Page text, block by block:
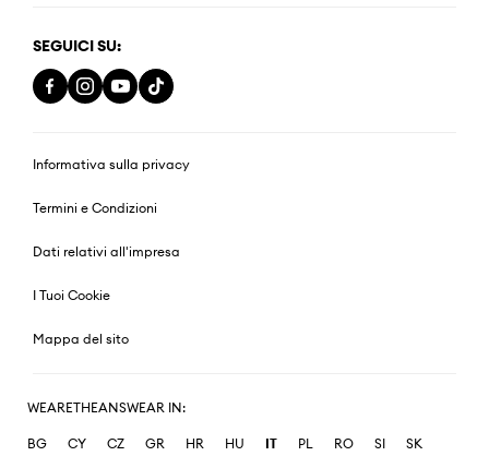
SEGUICI SU:
Informativa sulla privacy
Termini e Condizioni
Dati relativi all'impresa
I Tuoi Cookie
Mappa del sito
WEARETHEANSWEAR IN:
BG CY CZ GR HR HU IT PL RO SI SK